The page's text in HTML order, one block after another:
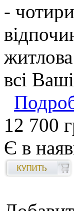
-
всі
12 700
Є в